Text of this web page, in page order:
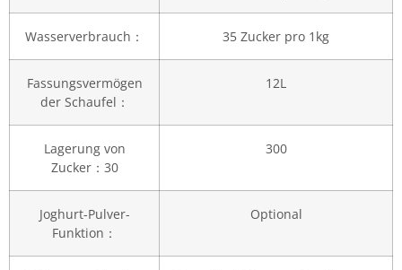
Wasserverbrauch： 35 Zucker pro 1kg
Fassungsvermögen
der Schaufel：
12L
Lagerung von
Zucker：30
300
Joghurt-Pulver-
Funktion：
Optional